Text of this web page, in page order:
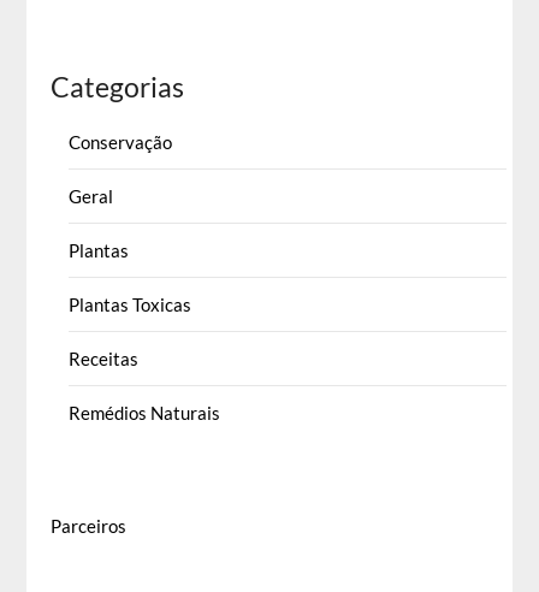
Categorias
Conservação
Geral
Plantas
Plantas Toxicas
Receitas
Remédios Naturais
Parceiros